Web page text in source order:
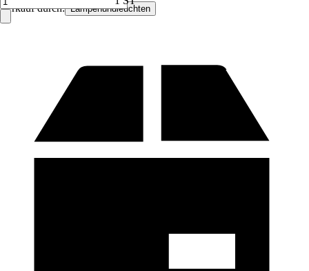
Verkauf durch: Lampenundleuchten